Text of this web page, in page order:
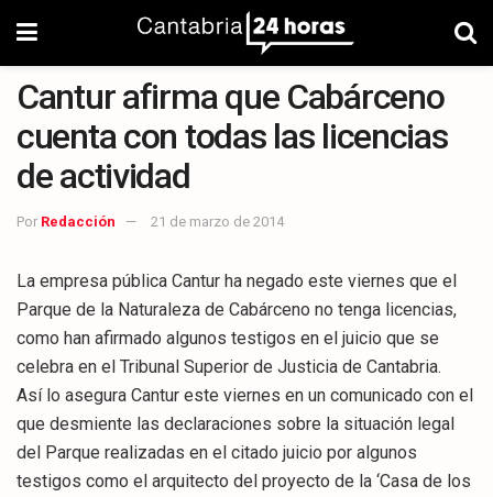
Cantur afirma que Cabárceno
cuenta con todas las licencias
de actividad
Por Redacción 21 de marzo de 2014
La empresa pública Cantur ha negado este viernes que el
Parque de la Naturaleza de Cabárceno no tenga licencias,
como han afirmado algunos testigos en el juicio que se
celebra en el Tribunal Superior de Justicia de Cantabria.
Así lo asegura Cantur este viernes en un comunicado con el
que desmiente las declaraciones sobre la situación legal
del Parque realizadas en el citado juicio por algunos
testigos como el arquitecto del proyecto de la ‘Casa de los